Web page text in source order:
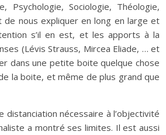
Psychologie, Sociologie, Théologie,
de nous expliquer en long en large et
s’il en est, et les apports à la
(Lévis Strauss, Mircea Eliade, … et
dans une petite boite quelque chose
la boite, et même de plus grand que
nécessaire à l’objectivité
a montré ses limites. Il est aussi